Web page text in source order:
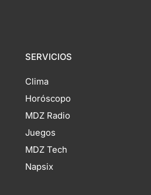
SERVICIOS
Clima
Horóscopo
MDZ Radio
Juegos
MDZ Tech
Napsix